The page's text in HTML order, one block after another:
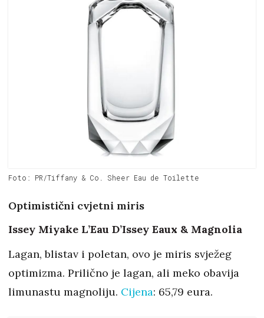
Foto: PR/Tiffany & Co. Sheer Eau de Toilette
Optimistični cvjetni miris
Issey Miyake L’Eau D’Issey Eaux & Magnolia
Lagan, blistav i poletan, ovo je miris svježeg
optimizma. Prilično je lagan, ali meko obavija
limunastu magnoliju. Cijena: 65,79 eura.